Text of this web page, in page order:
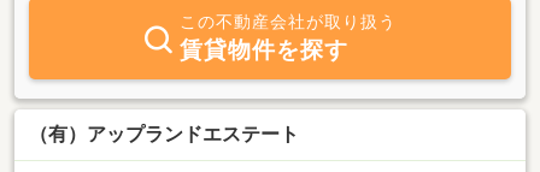
件では盛岡周辺のオススメ物件をはじめ、ペットと暮らせる物件な
どお客様のご要望に迅速に対応させていただきます。是非ご希望条
件をご連絡くださ。盛岡に関する事は不動産の事は勿論ですが、不
動産以外の事でもお気軽にお問合せ下さい。
この不動産会社が取り扱う
賃貸物件を探す
（有）アップランドエステート